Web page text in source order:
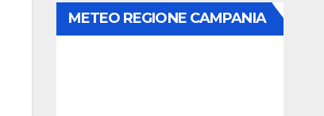
METEO REGIONE CAMPANIA